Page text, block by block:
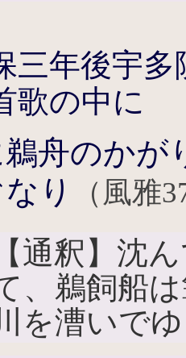
三年後宇
歌の中に
鵜舟のか
り
（風雅
【通釈】沈
、鵜飼船
を漕いで